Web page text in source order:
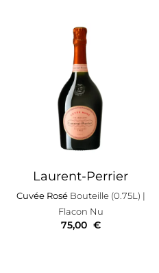
Laurent-Perrier
Cuvée Rosé Bouteille (0.75L) |
Flacon Nu
75,00 €